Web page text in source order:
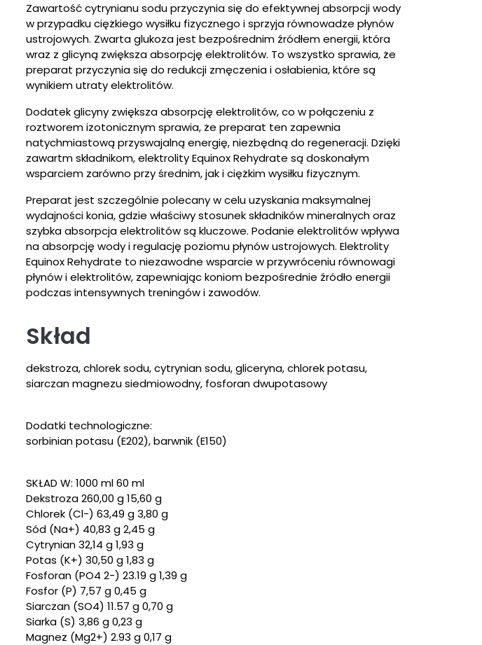
Zawartość cytrynianu sodu przyczynia się do efektywnej absorpcji wody
w przypadku ciężkiego wysiłku fizycznego i sprzyja równowadze płynów
ustrojowych. Zwarta glukoza jest bezpośrednim źródłem energii, która
wraz z glicyną zwiększa absorpcję elektrolitów. To wszystko sprawia, że
preparat przyczynia się do redukcji zmęczenia i osłabienia, które są
wynikiem utraty elektrolitów.
Dodatek glicyny zwiększa absorpcję elektrolitów, co w połączeniu z
roztworem izotonicznym sprawia, że preparat ten zapewnia
natychmiastową przyswajalną energię, niezbędną do regeneracji. Dzięki
zawartm składnikom, elektrolity Equinox Rehydrate są doskonałym
wsparciem zarówno przy średnim, jak i ciężkim wysiłku fizycznym.
Preparat jest szczególnie polecany w celu uzyskania maksymalnej
wydajności konia, gdzie właściwy stosunek składników mineralnych oraz
szybka absorpcja elektrolitów są kluczowe. Podanie elektrolitów wpływa
na absorpcję wody i regulację poziomu płynów ustrojowych. Elektrolity
Equinox Rehydrate to niezawodne wsparcie w przywróceniu równowagi
płynów i elektrolitów, zapewniając koniom bezpośrednie źródło energii
podczas intensywnych treningów i zawodów.
Skład
dekstroza, chlorek sodu, cytrynian sodu, gliceryna, chlorek potasu,
siarczan magnezu siedmiowodny, fosforan dwupotasowy
Dodatki technologiczne:
sorbinian potasu (E202), barwnik (E150)
SKŁAD W: 1000 ml 60 ml
Dekstroza 260,00 g 15,60 g
Chlorek (Cl-) 63,49 g 3,80 g
Sód (Na+) 40,83 g 2,45 g
Cytrynian 32,14 g 1,93 g
Potas (K+) 30,50 g 1,83 g
Fosforan (PO4 2-) 23.19 g 1,39 g
Fosfor (P) 7,57 g 0,45 g
Siarczan (SO4) 11.57 g 0,70 g
Siarka (S) 3,86 g 0,23 g
Magnez (Mg2+) 2.93 g 0,17 g